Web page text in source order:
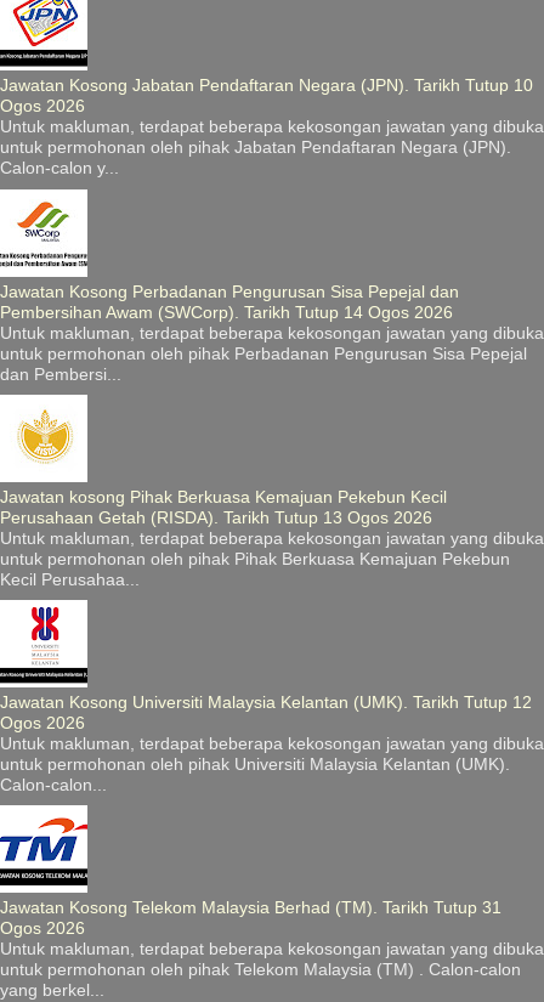
Jawatan Kosong Jabatan Pendaftaran Negara (JPN). Tarikh Tutup 10
Ogos 2026
Untuk makluman, terdapat beberapa kekosongan jawatan yang dibuka
untuk permohonan oleh pihak Jabatan Pendaftaran Negara (JPN).
Calon-calon y...
Jawatan Kosong Perbadanan Pengurusan Sisa Pepejal dan
Pembersihan Awam (SWCorp). Tarikh Tutup 14 Ogos 2026
Untuk makluman, terdapat beberapa kekosongan jawatan yang dibuka
untuk permohonan oleh pihak Perbadanan Pengurusan Sisa Pepejal
dan Pembersi...
Jawatan kosong Pihak Berkuasa Kemajuan Pekebun Kecil
Perusahaan Getah (RISDA). Tarikh Tutup 13 Ogos 2026
Untuk makluman, terdapat beberapa kekosongan jawatan yang dibuka
untuk permohonan oleh pihak Pihak Berkuasa Kemajuan Pekebun
Kecil Perusahaa...
Jawatan Kosong Universiti Malaysia Kelantan (UMK). Tarikh Tutup 12
Ogos 2026
Untuk makluman, terdapat beberapa kekosongan jawatan yang dibuka
untuk permohonan oleh pihak Universiti Malaysia Kelantan (UMK).
Calon-calon...
Jawatan Kosong Telekom Malaysia Berhad (TM). Tarikh Tutup 31
Ogos 2026
Untuk makluman, terdapat beberapa kekosongan jawatan yang dibuka
untuk permohonan oleh pihak Telekom Malaysia (TM) . Calon-calon
yang berkel...